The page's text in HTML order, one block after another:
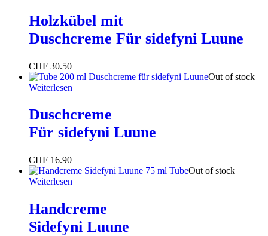
Holzkübel mit
Duschcreme Für sidefyni Luune
CHF 30.50
Out of stock
Weiterlesen
Duschcreme
Für sidefyni Luune
CHF 16.90
Out of stock
Weiterlesen
Handcreme
Sidefyni Luune